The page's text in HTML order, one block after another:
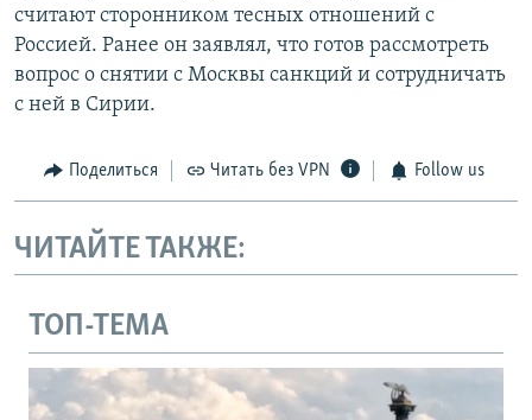
считают сторонником тесных отношений с
Россией. Ранее он заявлял, что готов рассмотреть
вопрос о снятии с Москвы санкций и сотрудничать
с ней в Сирии.
Поделиться Читать без VPN Follow us
ЧИТАЙТЕ ТАКЖЕ:
ТОП-ТЕМА